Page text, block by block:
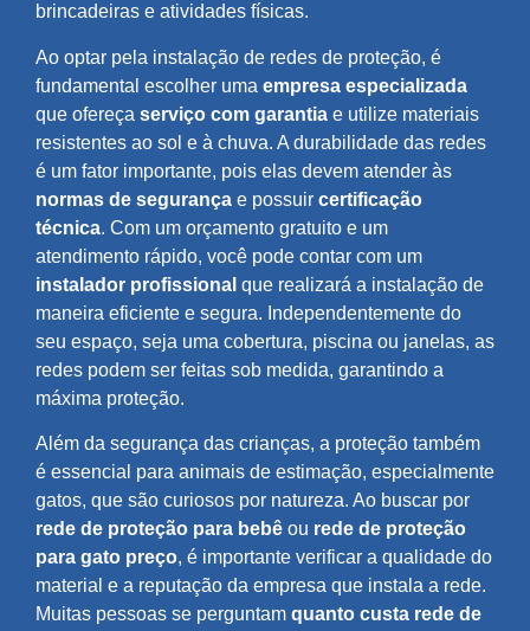
brincadeiras e atividades físicas.
Ao optar pela instalação de redes de proteção, é
fundamental escolher uma empresa especializada
que ofereça serviço com garantia e utilize materiais
resistentes ao sol e à chuva. A durabilidade das redes
é um fator importante, pois elas devem atender às
normas de segurança e possuir certificação
técnica. Com um orçamento gratuito e um
atendimento rápido, você pode contar com um
instalador profissional que realizará a instalação de
maneira eficiente e segura. Independentemente do
seu espaço, seja uma cobertura, piscina ou janelas, as
redes podem ser feitas sob medida, garantindo a
máxima proteção.
Além da segurança das crianças, a proteção também
é essencial para animais de estimação, especialmente
gatos, que são curiosos por natureza. Ao buscar por
rede de proteção para bebê ou rede de proteção
para gato preço, é importante verificar a qualidade do
material e a reputação da empresa que instala a rede.
Muitas pessoas se perguntam quanto custa rede de